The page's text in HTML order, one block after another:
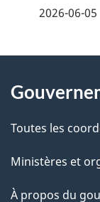
i
l
s
d
2026-06-05
propos
de
ce
site
Toutes les
Ministères et
À propos du